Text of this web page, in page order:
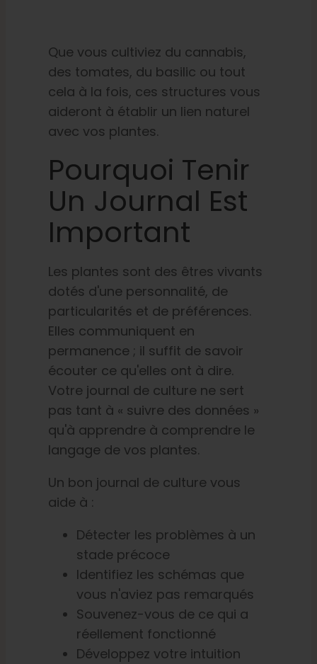
Que vous cultiviez du cannabis,
des tomates, du basilic ou tout
cela à la fois, ces structures vous
aideront à établir un lien naturel
avec vos plantes.
Pourquoi Tenir
Un Journal Est
Important
Les plantes sont des êtres vivants
dotés d'une personnalité, de
particularités et de préférences.
Elles communiquent en
permanence ; il suffit de savoir
écouter ce qu'elles ont à dire.
Votre journal de culture ne sert
pas tant à « suivre des données »
qu'à apprendre à comprendre le
langage de vos plantes.
Un bon journal de culture vous
aide à :
Détecter les problèmes à un
stade précoce
Identifiez les schémas que
vous n'aviez pas remarqués
Souvenez-vous de ce qui a
réellement fonctionné
Développez votre intuition